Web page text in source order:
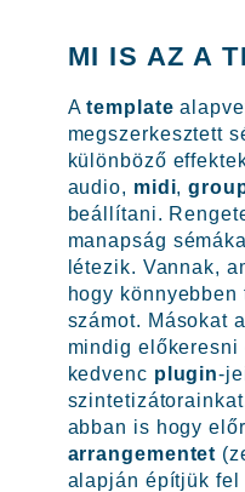
MI IS AZ A
Atemplate
megszerkesztett
különböző
audio, midi,
beállítani.
manapság
létezik. Vannak,
hogy
számot. Másokat
mindig előkeresni
kedvenc plugin-
abban is hogy
arrangementet
alapján építjük fel